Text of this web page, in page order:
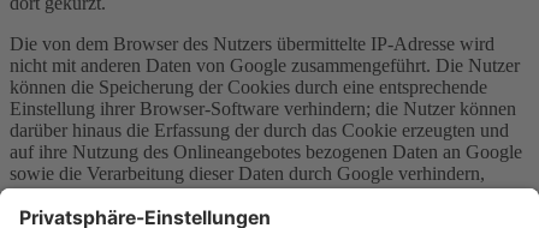
Die von dem Browser des Nutzers übermittelte IP-Adresse wird
nicht mit anderen Daten von Google zusammengeführt. Die Nutzer
können die Speicherung der Cookies durch eine entsprechende
Einstellung ihrer Browser-Software verhindern; die Nutzer können
darüber hinaus die Erfassung der durch das Cookie erzeugten und
auf ihre Nutzung des Onlineangebotes bezogenen Daten an Google
sowie die Verarbeitung dieser Daten durch Google verhindern,
indem sie das unter folgendem Link verfügbare Browser-Plugin
herunterladen und installieren: